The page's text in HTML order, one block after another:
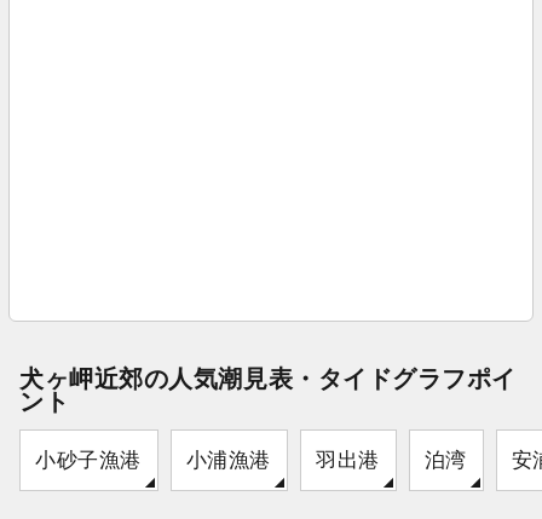
犬ヶ岬近郊の人気潮見表・タイドグラフポイ
ント
小砂子漁港 小浦漁港 羽出港 泊湾 安